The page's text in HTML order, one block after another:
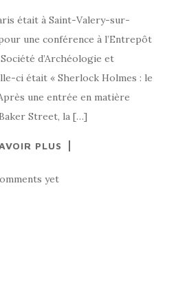
était à Saint-Valery-sur-
une conférence à l’Entrepôt
d’Archéologie et
ci était « Sherlock Holmes : le
une entrée en matière
Street, la […]
PLUS
yet